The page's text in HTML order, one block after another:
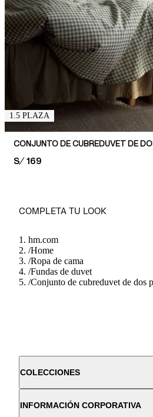
1.5 PLAZA
PRICE:
S/ 169
COMPLETA TU LOOK
hm.com
/Home
/Ropa de cama
/Fundas de duvet
/Conjunto de cubreduvet de dos
COLECCIONES
INFORMACIÓN CORPORATIVA